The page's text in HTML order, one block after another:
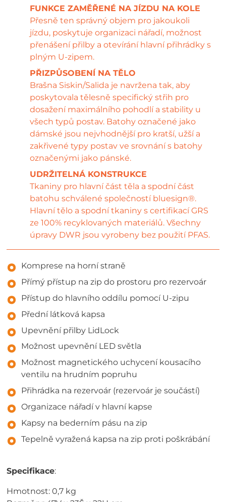
FUNKCE ZAMĚŘENÉ NA JÍZDU NA KOLE
Přesně ten správný objem pro jakoukoli
jízdu, poskytuje organizaci nářadí, možnost
přenášení přilby a otevírání hlavní přihrádky s
plným U-zipem.
PŘIZPŮSOBENÍ NA TĚLO
Brašna Siskin/Salida je navržena tak, aby
poskytovala tělesně specifický střih pro
dosažení maximálního pohodlí a stability u
všech typů postav. Batohy označené jako
dámské jsou nejvhodnější pro kratší, užší a
zakřivené typy postav ve srovnání s batohy
označenými jako pánské.
UDRŽITELNÁ KONSTRUKCE
Tkaniny pro hlavní část těla a spodní část
batohu schválené společností bluesign®.
Hlavní tělo a spodní tkaniny s certifikací GRS
ze 100% recyklovaných materiálů. Všechny
úpravy DWR jsou vyrobeny bez použití PFAS.
Komprese na horní straně
Přímý přístup na zip do prostoru pro rezervoár
Přístup do hlavního oddílu pomocí U-zipu
Přední látková kapsa
Upevnění přilby LidLock
Možnost upevnění LED světla
Možnost magnetického uchycení kousacího
ventilu na hrudním popruhu
Přihrádka na rezervoár (rezervoár je součástí)
Organizace nářadí v hlavní kapse
Kapsy na bederním pásu na zip
Tepelně vyražená kapsa na zip proti poškrábání
Specifikace:
Hmotnost: 0,7 kg